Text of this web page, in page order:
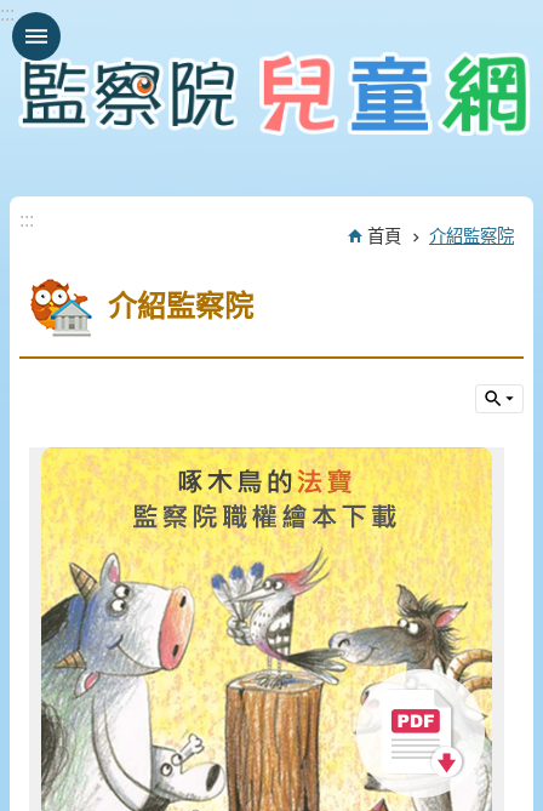
跳到主要內容區塊
:::
:::
首頁 介紹監察院
介紹監察院